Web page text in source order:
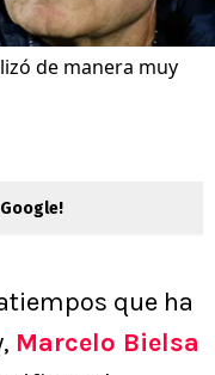
de manera muy
que ha
Marcelo Bielsa